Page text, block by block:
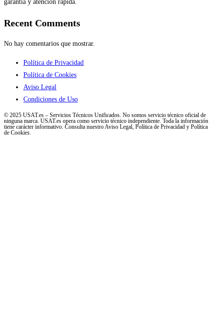
garantía y atención rápida.
Recent Comments
No hay comentarios que mostrar.
Política de Privacidad
Política de Cookies
Aviso Legal
Condiciones de Uso
© 2025 USAT.es – Servicios Técnicos Unificados. No somos servicio técnico oficial de
ninguna marca. USAT.es opera como servicio técnico independiente. Toda la información
tiene carácter informativo. Consulta nuestro Aviso Legal, Política de Privacidad y Política
de Cookies.